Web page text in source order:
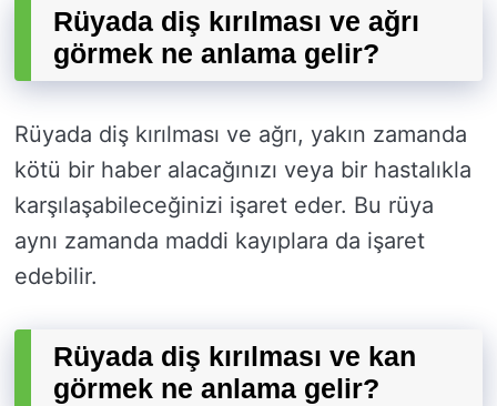
Rüyada diş kırılması ve ağrı
görmek ne anlama gelir?
Rüyada diş kırılması ve ağrı, yakın zamanda
kötü bir haber alacağınızı veya bir hastalıkla
karşılaşabileceğinizi işaret eder. Bu rüya
aynı zamanda maddi kayıplara da işaret
edebilir.
Rüyada diş kırılması ve kan
görmek ne anlama gelir?